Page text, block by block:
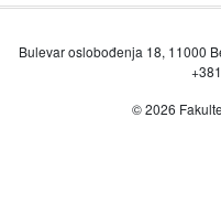
Bulevar oslobođenja 18, 11000
© 2026